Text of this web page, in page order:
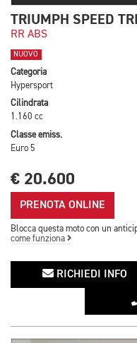
TRIUMPH SPEED
RR ABS
NUOVO
Categoria
Hypersport
Cilindrata
1.160 cc
Classe emiss.
Euro 5
€ 20.600
PRENOTA ONLINE
Blocca questa moto con un
come funziona
RICHIEDI INFO